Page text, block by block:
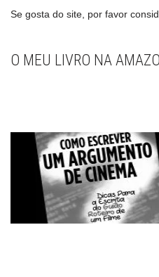
Se gosta do site, por favor
O MEU LIVRO NA